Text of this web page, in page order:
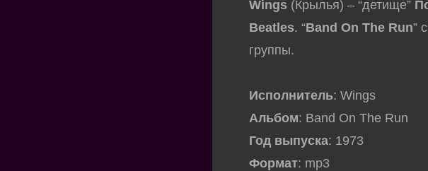
Wings (Крылья) – “детище”
Beatles. “Band On The Run”
группы.
Исполнитель: Wings
Альбом: Band On The Run
Год выпуска: 1973
Формат: mp3